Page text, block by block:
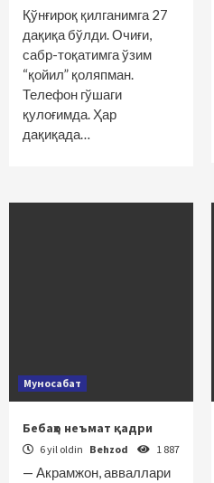
Қўнғироқ қилганимга 27
дақиқа бўлди. Очиғи,
сабр-тоқатимга ўзим
“қойил” қоляпман.
Телефон гўшаги
қулоғимда. Ҳар
дақиқада…
Муносабат
Бебаҳо неъмат қадри
6 yil oldin Behzod 1 887
— Акрамжон, авваллари